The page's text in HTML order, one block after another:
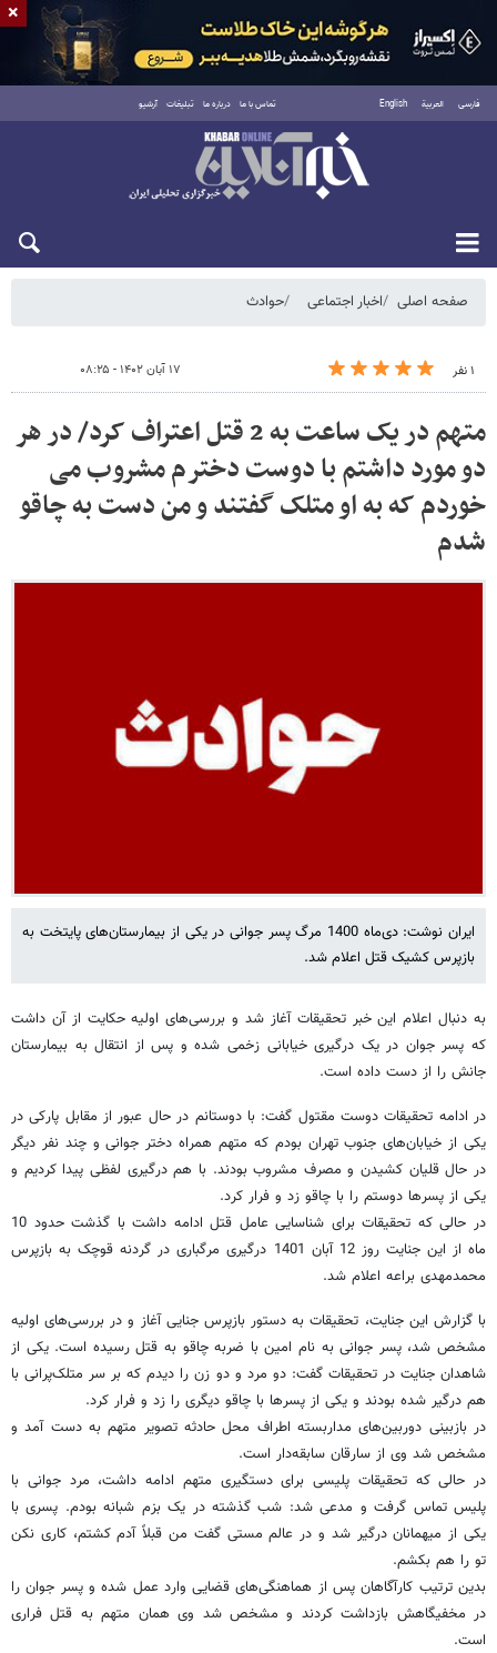
فارسی العربية English تماس با ما درباره ما تبلیغات آرشیو
شنبه ۱۷ مرداد ۱۴۰۵
صفحه اصلی اخبار اجتماعی حوادث
۱ نفر ۱۷ آبان ۱۴۰۲ - ۰۸:۲۵
متهم در یک ساعت به 2 قتل اعتراف کرد/ در هر
دو مورد داشتم با دوست دخترم مشروب می
خوردم که به او متلک گفتند و من دست به چاقو
شدم
ایران نوشت: دی‌ماه 1400 مرگ پسر جوانی در یکی از بیمارستان‌های پایتخت به
بازپرس کشیک قتل اعلام شد.
به دنبال اعلام این خبر تحقیقات آغاز شد و بررسی‌های اولیه حکایت از آن داشت
که پسر جوان در یک درگیری خیابانی زخمی شده و پس از انتقال به بیمارستان
جانش را از دست داده است.
در ادامه تحقیقات دوست مقتول گفت: با دوستانم در حال عبور از مقابل پارکی در
یکی از خیابان‌های جنوب تهران بودم که متهم همراه دختر جوانی و چند نفر دیگر
در حال قلیان کشیدن و مصرف مشروب بودند. با هم درگیری لفظی پیدا کردیم و
یکی از پسرها دوستم را با چاقو زد و فرار کرد.
در حالی که تحقیقات برای شناسایی عامل قتل ادامه داشت با گذشت حدود 10
ماه از این جنایت روز 12 آبان 1401 درگیری مرگباری در گردنه قوچک به بازپرس
محمدمهدی براعه اعلام شد.
با گزارش این جنایت، تحقیقات به دستور بازپرس جنایی آغاز و در بررسی‌های اولیه
مشخص شد، پسر جوانی به نام امین با ضربه چاقو به قتل رسیده است. یکی از
شاهدان جنایت در تحقیقات گفت: دو مرد و دو زن را دیدم که بر سر متلک‌پرانی با
هم درگیر شده بودند و یکی از پسرها با چاقو دیگری را زد و فرار کرد.
در بازبینی دوربین‌های مداربسته اطراف محل حادثه تصویر متهم به دست آمد و
مشخص شد وی از سارقان سابقه‌دار است.
در حالی که تحقیقات پلیسی برای دستگیری متهم ادامه داشت، مرد جوانی با
پلیس تماس گرفت و مدعی شد: شب گذشته در یک بزم شبانه بودم. پسری با
یکی از میهمانان درگیر شد و در عالم مستی گفت من قبلاً آدم کشتم، کاری نکن
تو را هم بکشم.
بدین ترتیب کارآگاهان پس از هماهنگی‌های قضایی وارد عمل شده و پسر جوان را
در مخفیگاهش بازداشت کردند و مشخص شد وی همان متهم به قتل فراری
است.
×